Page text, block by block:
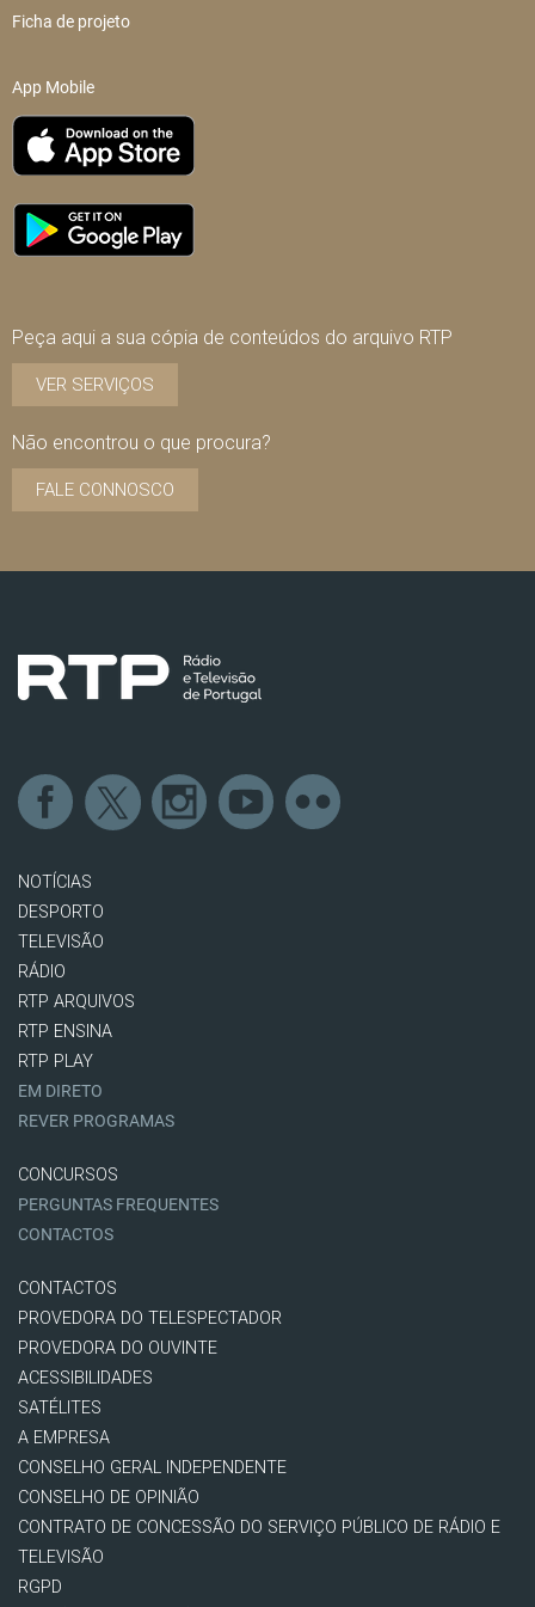
Ficha de projeto
App Mobile
Peça aqui a sua cópia de conteúdos do arquivo RTP
VER SERVIÇOS
Não encontrou o que procura?
FALE CONNOSCO
NOTÍCIAS
DESPORTO
TELEVISÃO
RÁDIO
RTP ARQUIVOS
RTP ENSINA
RTP PLAY
EM DIRETO
REVER PROGRAMAS
CONCURSOS
PERGUNTAS FREQUENTES
CONTACTOS
CONTACTOS
PROVEDORA DO TELESPECTADOR
PROVEDORA DO OUVINTE
ACESSIBILIDADES
SATÉLITES
A EMPRESA
CONSELHO GERAL INDEPENDENTE
CONSELHO DE OPINIÃO
CONTRATO DE CONCESSÃO DO SERVIÇO PÚBLICO DE RÁDIO E
TELEVISÃO
RGPD